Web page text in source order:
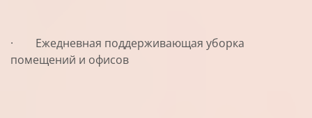
· Ежедневная поддерживающая уборка
помещений и офисов